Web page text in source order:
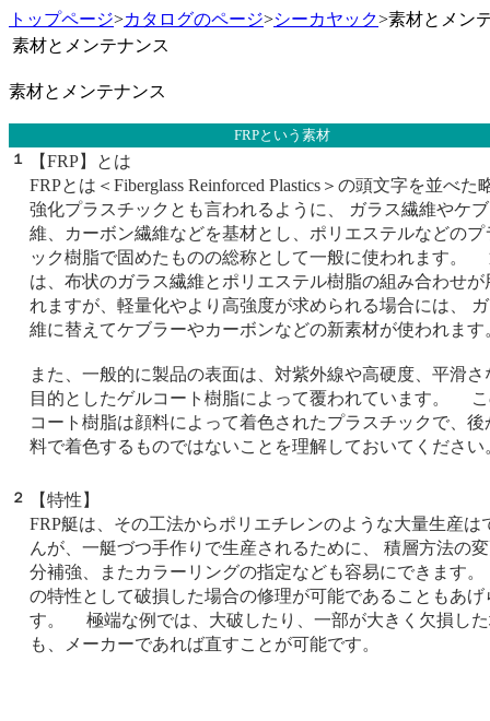
トップページ>カタログのページ>シーカヤック>素材とメン
素材とメンテナンス
素材とメンテナンス
FRPという素材
１
【FRP】とは
FRPとは＜Fiberglass Reinforced Plastics＞の頭文字を並べた
強化プラスチックとも言われるように、 ガラス繊維やケ
維、カーボン繊維などを基材とし、ポリエステルなどのプ
ック樹脂で固めたものの総称として一般に使われます。
は、布状のガラス繊維とポリエステル樹脂の組み合わせが
れますが、軽量化やより高強度が求められる場合には、
維に替えてケブラーやカーボンなどの新素材が使われます
また、一般的に製品の表面は、対紫外線や高硬度、平滑さ
目的としたゲルコート樹脂によって覆われています。
コート樹脂は顔料によって着色されたプラスチックで、後
料で着色するものではないことを理解しておいてください
２
【特性】
FRP艇は、その工法からポリエチレンのような大量生産は
んが、一艇づつ手作りで生産されるために、 積層方法の
分補強、またカラーリングの指定なども容易にできます
の特性として破損した場合の修理が可能であることもあげ
す。 極端な例では、大破したり、一部が大きく欠損し
も、メーカーであれば直すことが可能です。